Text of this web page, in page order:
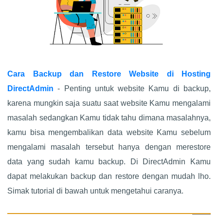
Cara Backup dan Restore Website di Hosting
DirectAdmin - Penting untuk website Kamu di backup,
karena mungkin saja suatu saat website Kamu mengalami
masalah sedangkan Kamu tidak tahu dimana masalahnya,
kamu bisa mengembalikan data website Kamu sebelum
mengalami masalah tersebut hanya dengan merestore
data yang sudah kamu backup. Di DirectAdmin Kamu
dapat melakukan backup dan restore dengan mudah lho.
Simak tutorial di bawah untuk mengetahui caranya.